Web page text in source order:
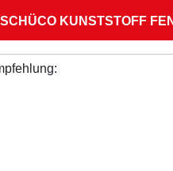
SCHÜCO KUNSTSTOFF